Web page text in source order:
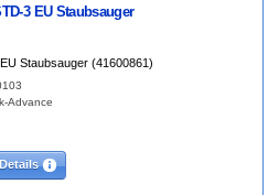
3 EU Staubsauger
Staubsauger (41600861)
Advance
Details